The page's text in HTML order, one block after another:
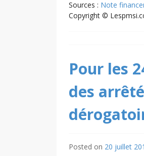
Sources : Note
Copyright ©
Pour les
des
Posted on 20 juillet